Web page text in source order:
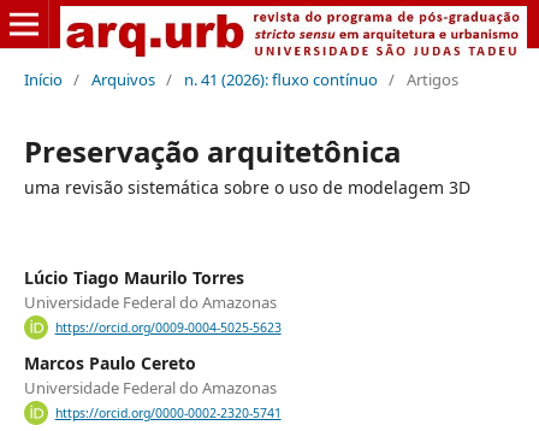
Início / Arquivos / n. 41 (2026): fluxo contínuo / Artigos
Preservação arquitetônica
uma revisão sistemática sobre o uso de modelagem 3D
Lúcio Tiago Maurilo Torres
Universidade Federal do Amazonas
https://orcid.org/0009-0004-5025-5623
Marcos Paulo Cereto
Universidade Federal do Amazonas
https://orcid.org/0000-0002-2320-5741